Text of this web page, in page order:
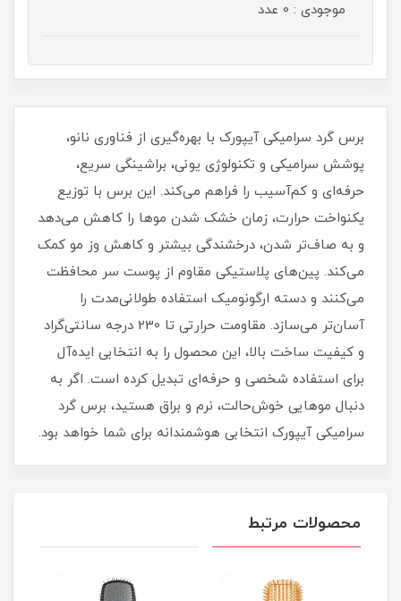
موجودی : 0 عدد
برس گرد سرامیکی آیپورک با بهره‌گیری از فناوری نانو،
پوشش سرامیکی و تکنولوژی یونی، براشینگی سریع،
حرفه‌ای و کم‌آسیب را فراهم می‌کند. این برس با توزیع
یکنواخت حرارت، زمان خشک شدن موها را کاهش می‌دهد
و به صاف‌تر شدن، درخشندگی بیشتر و کاهش وز مو کمک
می‌کند. پین‌های پلاستیکی مقاوم از پوست سر محافظت
می‌کنند و دسته ارگونومیک استفاده طولانی‌مدت را
آسان‌تر می‌سازد. مقاومت حرارتی تا 230 درجه سانتی‌گراد
و کیفیت ساخت بالا، این محصول را به انتخابی ایده‌آل
برای استفاده شخصی و حرفه‌ای تبدیل کرده است. اگر به
دنبال موهایی خوش‌حالت، نرم و براق هستید، برس گرد
سرامیکی آیپورک انتخابی هوشمندانه برای شما خواهد بود.
محصولات مرتبط